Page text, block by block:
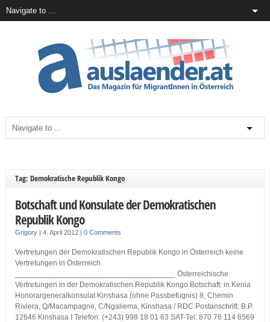
Tag: Demokratische Republik Kongo
Botschaft und Konsulate der Demokratischen
Republik Kongo
Grigory| 4. April 2012 | 0 Comments
Vertretungen der Demokratischen Republik Kongo in Österreich keine
Vertretungen in Österreich
______________________________________ Österreichische
Vertretungen in der Demokratischen Republik Kongo Botschaft: in Kenia
Honorargeneralkonsulat Kinshasa (ohne Passbefugnis) 8, Chemin
Riviera, Q/Macampagne, C/Ngaliema, Kinshasa / RDC Postanschrift: B.P.
12646 Kinshasa I Telefon: (+243) 998 18 01 63 SAT-Tel: 870 76 114 6569